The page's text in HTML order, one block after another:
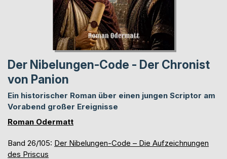
Der Nibelungen-Code - Der Chronist
von Panion
Ein historischer Roman über einen jungen Scriptor am
Vorabend großer Ereignisse
Roman Odermatt
Band 26/105: Der Nibelungen-Code – Die Aufzeichnungen
des Priscus